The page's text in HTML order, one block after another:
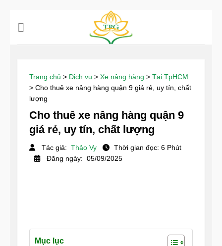
Trang chủ > Dịch vụ > Xe nâng hàng > Tại TpHCM
> Cho thuê xe nâng hàng quận 9 giá rẻ, uy tín, chất
lượng
Cho thuê xe nâng hàng quận 9
giá rẻ, uy tín, chất lượng
Tác giả: Thảo Vy
Thời gian đọc: 6 Phút
Đăng ngày: 05/09/2025
Mục lục